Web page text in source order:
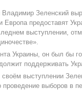
Владимир Зеленский
предоставят
выступлении,
Украины, он был бы
поддерживать
выступлении
выборов в